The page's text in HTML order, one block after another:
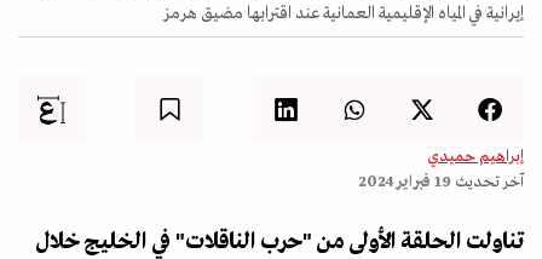
إيرانية في المياه الإقليمية العمانية عند اقترابها مضيق هرمز
إبراهيم حميدي
آخر تحديث 19 فبراير 2024
تناولت الحلقة الأولى من "حرب الناقلات" في الخليج خلال